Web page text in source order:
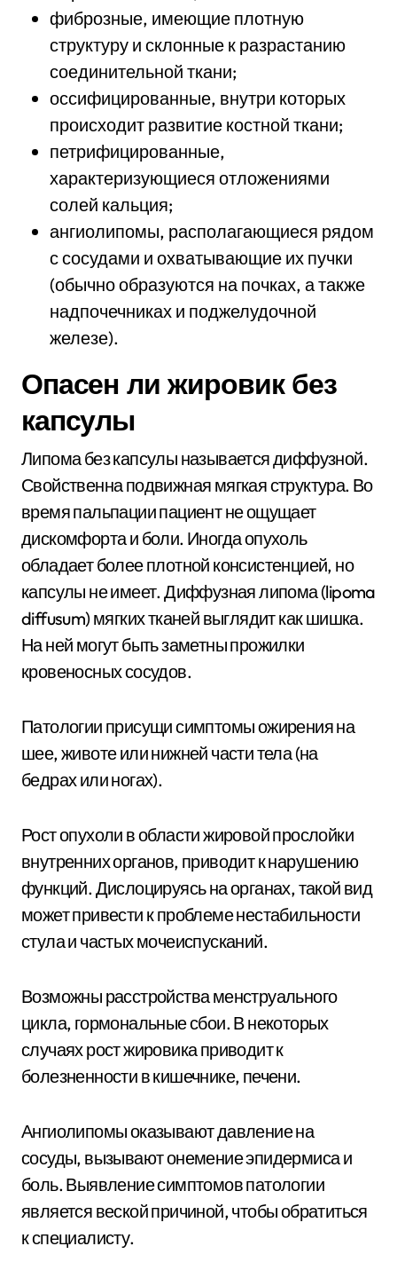
фиброзные, имеющие плотную
структуру и склонные к разрастанию
соединительной ткани;
оссифицированные, внутри которых
происходит развитие костной ткани;
петрифицированные,
характеризующиеся отложениями
солей кальция;
ангиолипомы, располагающиеся рядом
с сосудами и охватывающие их пучки
(обычно образуются на почках, а также
надпочечниках и поджелудочной
железе).
Опасен ли жировик без
капсулы
Липома без капсулы называется диффузной.
Свойственна подвижная мягкая структура. Во
время пальпации пациент не ощущает
дискомфорта и боли. Иногда опухоль
обладает более плотной консистенцией, но
капсулы не имеет. Диффузная липома (lipoma
diffusum) мягких тканей выглядит как шишка.
На ней могут быть заметны прожилки
кровеносных сосудов.
Патологии присущи симптомы ожирения на
шее, животе или нижней части тела (на
бедрах или ногах).
Рост опухоли в области жировой прослойки
внутренних органов, приводит к нарушению
функций. Дислоцируясь на органах, такой вид
может привести к проблеме нестабильности
стула и частых мочеиспусканий.
Возможны расстройства менструального
цикла, гормональные сбои. В некоторых
случаях рост жировика приводит к
болезненности в кишечнике, печени.
Ангиолипомы оказывают давление на
сосуды, вызывают онемение эпидермиса и
боль. Выявление симптомов патологии
является веской причиной, чтобы обратиться
к специалисту.